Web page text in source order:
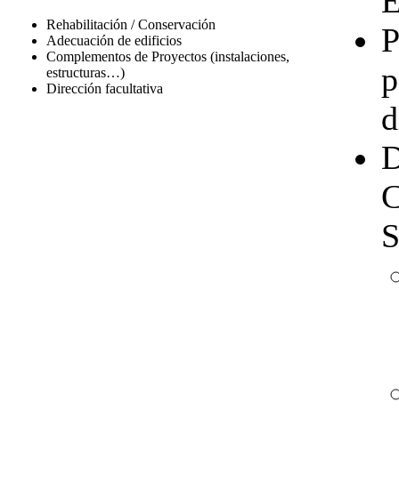
Rehabilitación / Conservación
Adecuación de edificios
Complementos de Proyectos (instalaciones,
estructuras…)
Dirección facultativa